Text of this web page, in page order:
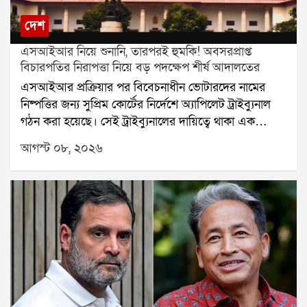
দেশ
এসআইআর নিয়ে শুনানি, তারপরই হুমকি! অবসরপ্রাপ্ত
বিচারপতির নিরাপত্তা নিয়ে বড় পদক্ষেপ শীর্ষ আদালতের
এসআইআর প্রক্রিয়ার পর বিবেচনাধীন ভোটারদের নামের
নিষ্পত্তির জন্য সুপ্রিম কোর্টের নির্দেশে অ্যাপিলেট ট্রাইব্যুনাল
গঠন করা হয়েছে। সেই ট্রাইব্যুনালের দায়িত্বে থাকা এক
অবসরপ্রাপ্ত বিচারপতির নিরাপত্তা নিয়ে এবার প্রশ্ন উঠল।
হুমকি, পথ দুর্ঘটনা এবং বাড়িতে চিঠি আসার অভিযোগের পর
বিষয়টি পৌঁছল সুপ্রিম কোর্টে। এবার নিরাপত্তার বিষয়টি
খতিয়ে দেখে প্রয়োজনীয় ব্যবস্থা নেওয়ার জন্য কলকাতা
হাইকোর্টের প্রধান বিচারপতিকে নির্দেশ দিল শীর্ষ আদালত।
অবসরপ্রাপ্ত ওই বিচারপতির ছেলে তাঁর বাবার নিরাপত্তা নিয়ে
সুপ্রিম কোর্টে আবেদন করেন। আবেদনে বলা হয়, এসআইআর
সংক্রান্ত আপিলের শুনানির দায়িত্ব পালন করতে গিয়ে তাঁর
বাবা এবং পরিবারের সদস্যরা হুমকির মুখে পড়ছেন। সরকারি
দায়িত্ব পালনে প্রভাব বিস্তার করতেই এই ধরনের হুমকি
আগস্ট ০৮, ২০২৬